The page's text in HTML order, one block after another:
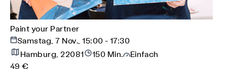
Paint your Partner
Samstag, 7 Nov., 15:00 - 17:30
Hamburg, 22081
150 Min.
Einfach
49 €